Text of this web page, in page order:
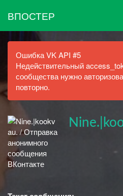
ВПОСТЕР
Ошибка VK API #5
Недействительный
сообщества нужно
повторно.